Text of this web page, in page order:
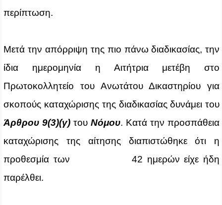
περίπτωση.
Μετά την απόρριψη της πιο πάνω διαδικασίας, την
ίδια ημερομηνία η Αιτήτρια μετέβη στο
Πρωτοκολλητείο του Ανωτάτου Δικαστηρίου για
σκοπούς καταχώρισης της διαδικασίας δυνάμει του
Άρθρου 9(3)(γ)του Νόμου. Κατά την προσπάθεια
καταχώρισης της αίτησης διαπιστώθηκε ότι η
προθεσμία των 42 ημερών είχε ήδη
παρέλθει.